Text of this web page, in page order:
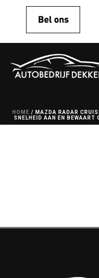
HOME / MAZDA RADAR
SNELHEID AAN EN BEWAART